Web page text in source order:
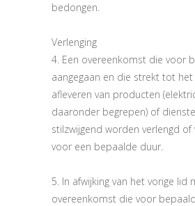
bedongen.
Verlenging
4. Een overeenkomst die voor
aangegaan en die strekt tot het
afleveren van producten
daaronder begrepen) of
stilzwijgend worden verlengd of
voor een bepaalde duur.
5. In afwijking van het vorige lid
overeenkomst die voor